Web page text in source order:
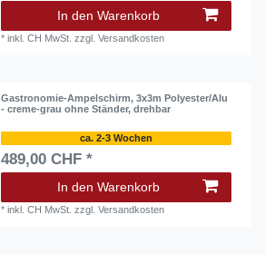
In den Warenkorb
*inkl. CH MwSt. zzgl.Versandkosten
Gastronomie-Ampelschirm, 3x3m Polyester/Alu
- creme-grau ohne Ständer, drehbar
ca. 2-3 Wochen
489,00 CHF *
In den Warenkorb
*inkl. CH MwSt. zzgl.Versandkosten